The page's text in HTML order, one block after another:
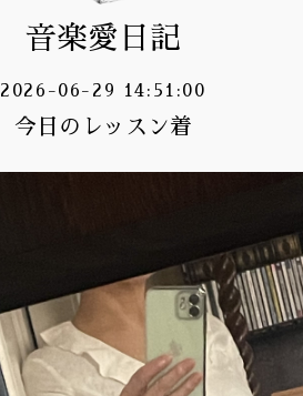
音楽愛日記
2026-06-29 14:51:00
今日のレッスン着